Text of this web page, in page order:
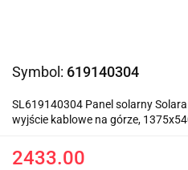
Symbol: 619140304
SL619140304 Panel solarny Solara
wyjście kablowe na górze,
2433.00